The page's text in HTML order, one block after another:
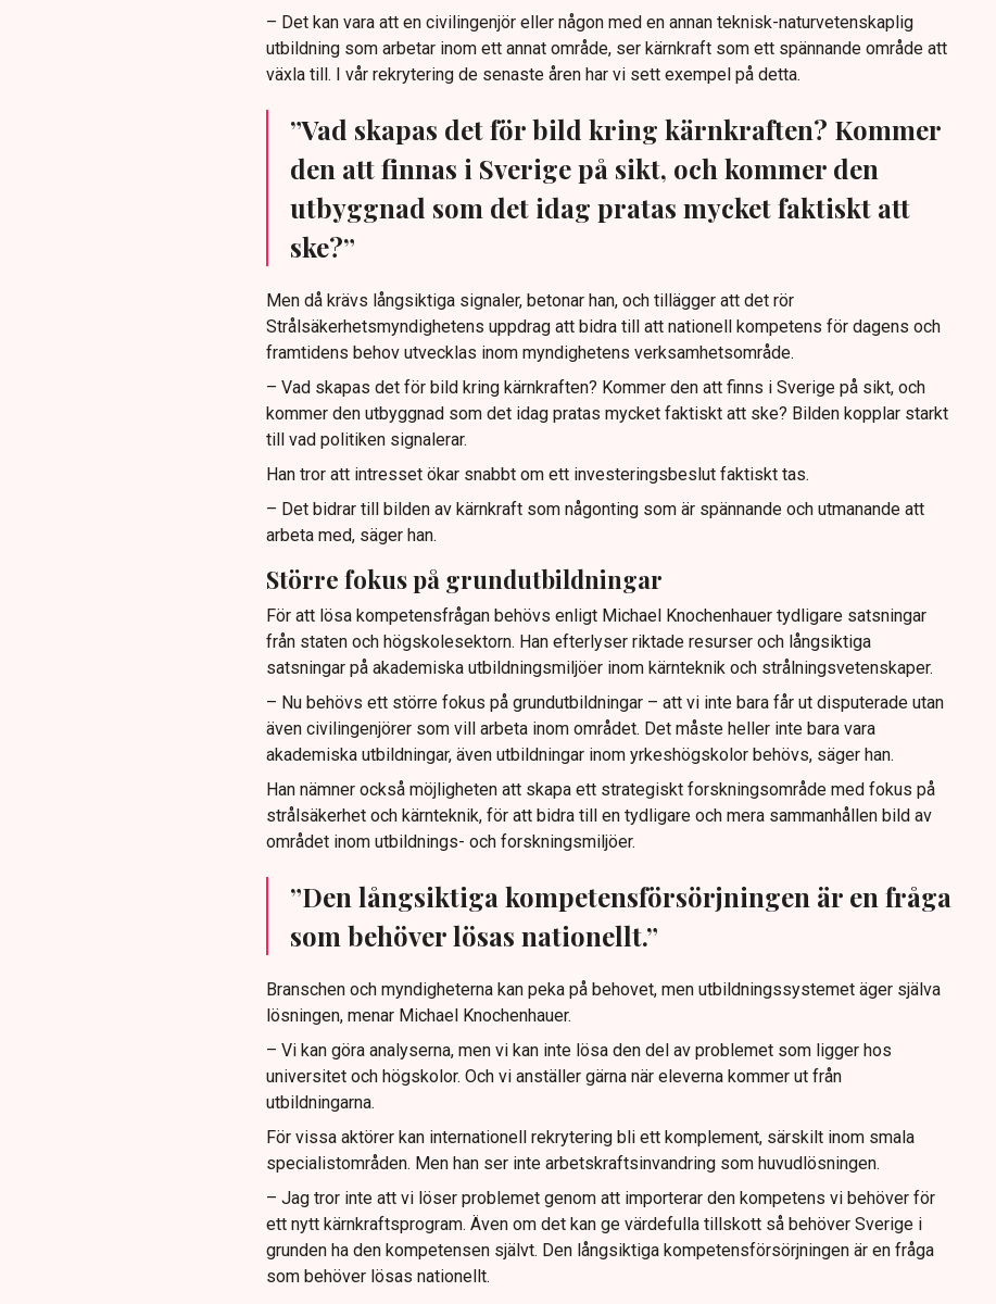
– Det kan vara att en civilingenjör eller någon med en annan teknisk-naturvetenskaplig
utbildning som arbetar inom ett annat område, ser kärnkraft som ett spännande område att
växla till. I vår rekrytering de senaste åren har vi sett exempel på detta.
”Vad skapas det för bild kring kärnkraften? Kommer
den att finnas i Sverige på sikt, och kommer den
utbyggnad som det idag pratas mycket faktiskt att
ske?”
Men då krävs långsiktiga signaler, betonar han, och tillägger att det rör
Strålsäkerhetsmyndighetens uppdrag att bidra till att nationell kompetens för dagens och
framtidens behov utvecklas inom myndighetens verksamhetsområde.
– Vad skapas det för bild kring kärnkraften? Kommer den att finns i Sverige på sikt, och
kommer den utbyggnad som det idag pratas mycket faktiskt att ske? Bilden kopplar starkt
till vad politiken signalerar.
Han tror att intresset ökar snabbt om ett investeringsbeslut faktiskt tas.
– Det bidrar till bilden av kärnkraft som någonting som är spännande och utmanande att
arbeta med, säger han.
Större fokus på grundutbildningar
För att lösa kompetensfrågan behövs enligt Michael Knochenhauer tydligare satsningar
från staten och högskolesektorn. Han efterlyser riktade resurser och långsiktiga
satsningar på akademiska utbildningsmiljöer inom kärnteknik och strålningsvetenskaper.
– Nu behövs ett större fokus på grundutbildningar – att vi inte bara får ut disputerade utan
även civilingenjörer som vill arbeta inom området. Det måste heller inte bara vara
akademiska utbildningar, även utbildningar inom yrkeshögskolor behövs, säger han.
Han nämner också möjligheten att skapa ett strategiskt forskningsområde med fokus på
strålsäkerhet och kärnteknik, för att bidra till en tydligare och mera sammanhållen bild av
området inom utbildnings- och forskningsmiljöer.
”Den långsiktiga kompetensförsörjningen är en fråga
som behöver lösas nationellt.”
Branschen och myndigheterna kan peka på behovet, men utbildningssystemet äger själva
lösningen, menar Michael Knochenhauer.
– Vi kan göra analyserna, men vi kan inte lösa den del av problemet som ligger hos
universitet och högskolor. Och vi anställer gärna när eleverna kommer ut från
utbildningarna.
För vissa aktörer kan internationell rekrytering bli ett komplement, särskilt inom smala
specialistområden. Men han ser inte arbetskraftsinvandring som huvudlösningen.
– Jag tror inte att vi löser problemet genom att importerar den kompetens vi behöver för
ett nytt kärnkraftsprogram. Även om det kan ge värdefulla tillskott så behöver Sverige i
grunden ha den kompetensen självt. Den långsiktiga kompetensförsörjningen är en fråga
som behöver lösas nationellt.